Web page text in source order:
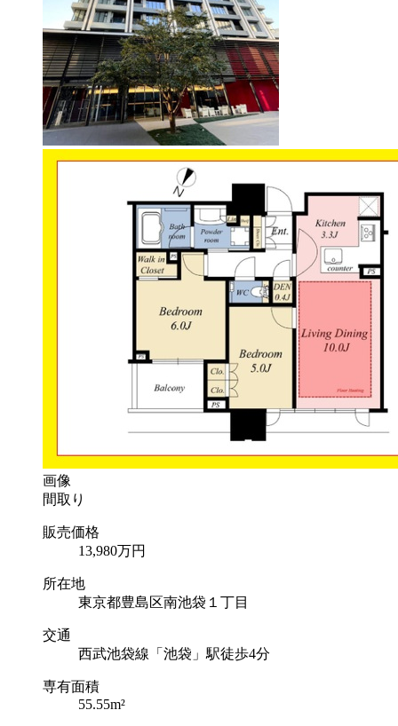
画像
間取り
販売価格
13,980万円
所在地
東京都豊島区南池袋１丁目
交通
西武池袋線「池袋」駅徒歩4分
専有面積
55.55m²